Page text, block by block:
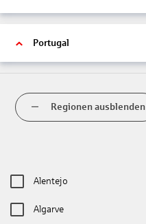
Portugal
Regionen ausblenden
Alentejo
Algarve